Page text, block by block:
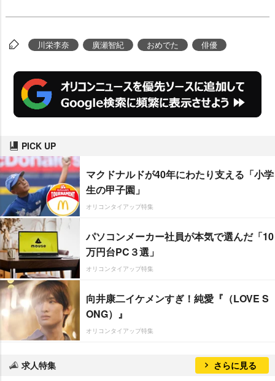
川栄李奈 廣瀬智紀 おめでた 俳優
PICK UP
マクドナルドが40年にわたり支える「小学
生の甲子園」
オリコンタイアップ特集
パソコンメーカー社員が本気で選んだ「10
万円台PC３選」
オリコンタイアップ特集
向井康二イケメンすぎ！純愛『（LOVE S
ONG）』
オリコンタイアップ特集
求人特集 さらに見る